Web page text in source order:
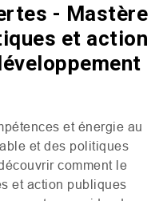
- Mastère
et action
et énergie au
et des politiques
comment le
et action publiques